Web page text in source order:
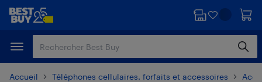
Passer
principal
Passer
Accueil Téléphones cellulaires, forfaits et accessoires